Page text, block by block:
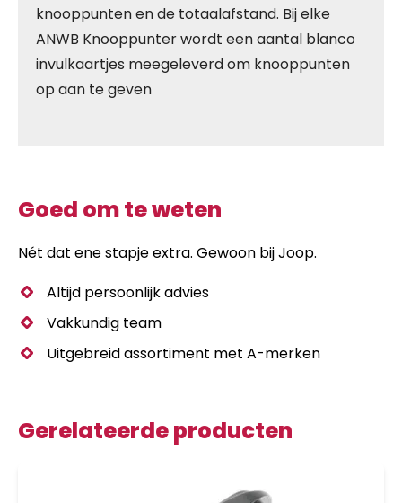
knooppunten en de totaalafstand. Bij elke
ANWB Knooppunter wordt een aantal blanco
invulkaartjes meegeleverd om knooppunten
op aan te geven
Goed om te weten
Nét dat ene stapje extra. Gewoon bij Joop.
Altijd persoonlijk advies
Vakkundig team
Uitgebreid assortiment met A-merken
Gerelateerde producten